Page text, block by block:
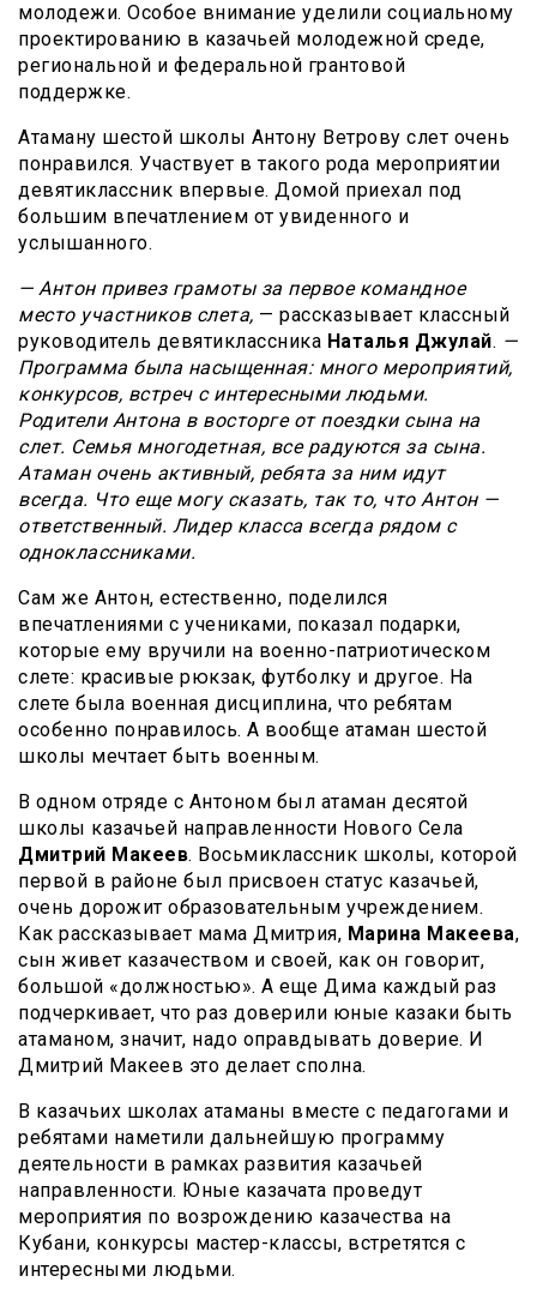
молодежи. Особое внимание уделили социальному
проектированию в казачьей молодежной среде,
региональной и федеральной грантовой
поддержке.
Атаману шестой школы Антону Ветрову слет очень
понравился. Участвует в такого рода мероприятии
девятиклассник впервые. Домой приехал под
большим впечатлением от увиденного и
услышанного.
— Антон привез грамоты за первое командное
место участников слета, — рассказывает классный
руководитель девятиклассника Наталья Джулай. —
Программа была насыщенная: много мероприятий,
конкурсов, встреч с интересными людьми.
Родители Антона в восторге от поездки сына на
слет. Семья многодетная, все радуются за сына.
Атаман очень активный, ребята за ним идут
всегда. Что еще могу сказать, так то, что Антон —
ответственный. Лидер класса всегда рядом с
одноклассниками.
Сам же Антон, естественно, поделился
впечатлениями с учениками, показал подарки,
которые ему вручили на военно-патриотическом
слете: красивые рюкзак, футболку и другое. На
слете была военная дисциплина, что ребятам
особенно понравилось. А вообще атаман шестой
школы мечтает быть военным.
В одном отряде с Антоном был атаман десятой
школы казачьей направленности Нового Села
Дмитрий Макеев. Восьмиклассник школы, которой
первой в районе был присвоен статус казачьей,
очень дорожит образовательным учреждением.
Как рассказывает мама Дмитрия, Марина Макеева,
сын живет казачеством и своей, как он говорит,
большой «должностью». А еще Дима каждый раз
подчеркивает, что раз доверили юные казаки быть
атаманом, значит, надо оправдывать доверие. И
Дмитрий Макеев это делает сполна.
В казачьих школах атаманы вместе с педагогами и
ребятами наметили дальнейшую программу
деятельности в рамках развития казачьей
направленности. Юные казачата проведут
мероприятия по возрождению казачества на
Кубани, конкурсы мастер-классы, встретятся с
интересными людьми.